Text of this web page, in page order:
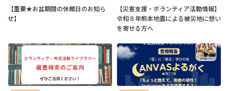
【重要★お盆期間の休館日のお知ら
せ】
【災害支援・ボランティア活動情報】
令和８年熊本地震による被災地に想い
を寄せる方へ